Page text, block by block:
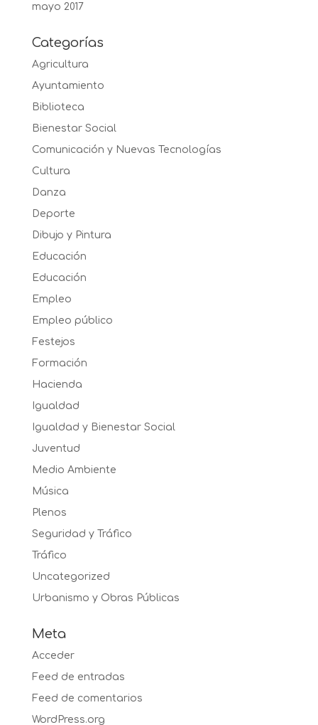
mayo 2017
Categorías
Agricultura
Ayuntamiento
Biblioteca
Bienestar Social
Comunicación y Nuevas Tecnologías
Cultura
Danza
Deporte
Dibujo y Pintura
Educación
Educación
Empleo
Empleo público
Festejos
Formación
Hacienda
Igualdad
Igualdad y Bienestar Social
Juventud
Medio Ambiente
Música
Plenos
Seguridad y Tráfico
Tráfico
Uncategorized
Urbanismo y Obras Públicas
Meta
Acceder
Feed de entradas
Feed de comentarios
WordPress.org